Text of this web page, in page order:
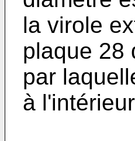
la virole
plaque 28
par
à